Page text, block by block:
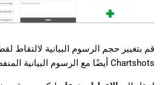
قم بتغيير حجم الرسوم البيانية لالتقاط
Chartshots أيضًا مع الرسوم البيانية المنفصلة.